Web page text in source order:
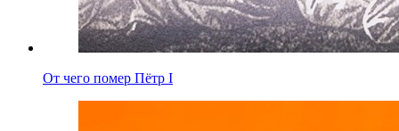
От чего помер Пётр I